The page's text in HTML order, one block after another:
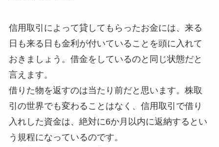
信用取引によって貸してもらったお金には、来る
日も来る日も金利が付いていることを頭に入れて
おきましょう。借金をしているのと同じ状態だと
言えます。
借りた物を返すのは当たり前だと思います。株取
引の世界でも変わることはなく、信用取引で借り
入れした資金は、絶対に6か月以内に返納するとい
う規程になっているのです。